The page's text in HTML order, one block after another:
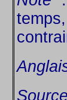
Source